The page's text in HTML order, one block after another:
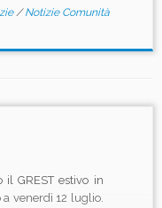
/Notizie Comunità
il GREST estivo in
venerdì 12 luglio.